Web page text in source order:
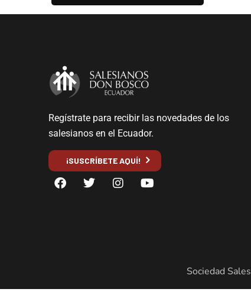
Regístrate para recibir las novedades de los
salesianos en el Ecuador.
¡SUSCRÍBETE AQUÍ!
Sociedad